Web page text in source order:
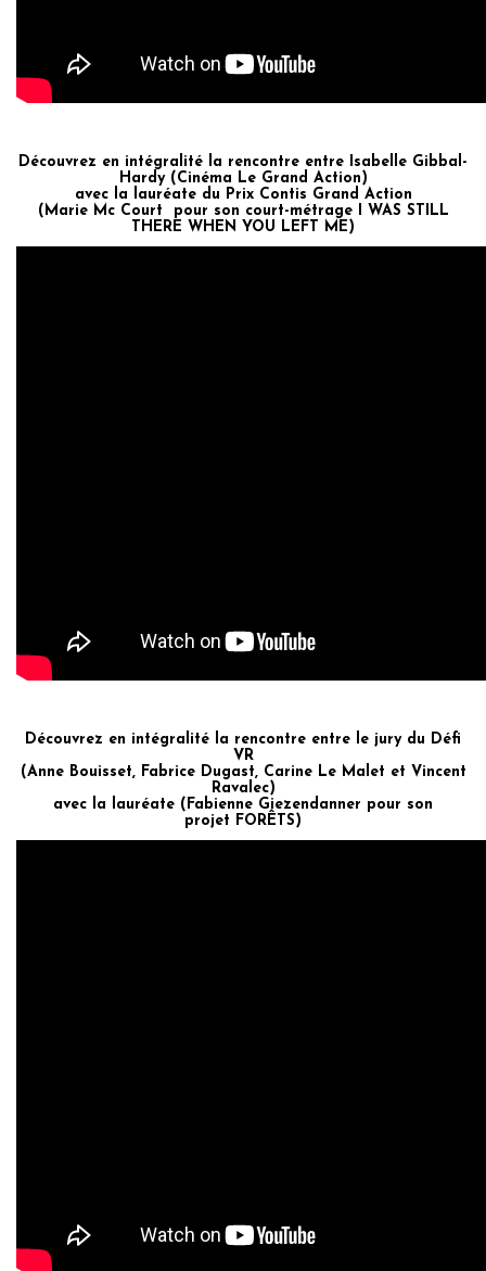
Découvrez en intégralité la rencontre entre Isabelle Gibbal-
Hardy (Cinéma Le Grand Action)
avec la lauréate du Prix Contis Grand Action
(Marie Mc Court pour son court-métrage I WAS STILL
THERE WHEN YOU LEFT ME)
Découvrez en intégralité la rencontre entre le jury du Défi
VR
(Anne Bouisset, Fabrice Dugast, Carine Le Malet et Vincent
Ravalec)
avec la lauréate (Fabienne Giezendanner pour son
projet FORÊTS )